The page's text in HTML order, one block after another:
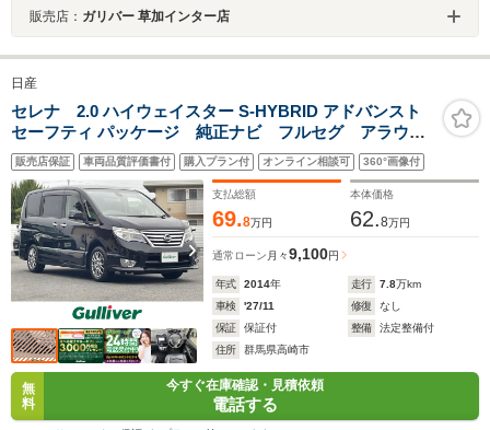
販売店： ガリバー 草加インター店
日産
セレナ 2.0 ハイウェイスター S-HYBRID アドバンスト
セーフティ パッケージ 純正ナビ フルセグ アラウン
ドビュモニター 両側パワースライドドア HIDヘッドラ
イト クルーズコントロール
販売店保証 車両品質評価書付 購入プラン付 オンライン相談可 360°画像付
支払総額
69.8万円
本体価格
62.8万円
通常ローン 月々9,100円
年式 2014年 走行 7.8万km
車検
'27/11 修復
なし
保証
保証付 整備
法定整備付
住所
群馬県高崎市
無
料
今すぐ在庫確認・見積依頼
電話する